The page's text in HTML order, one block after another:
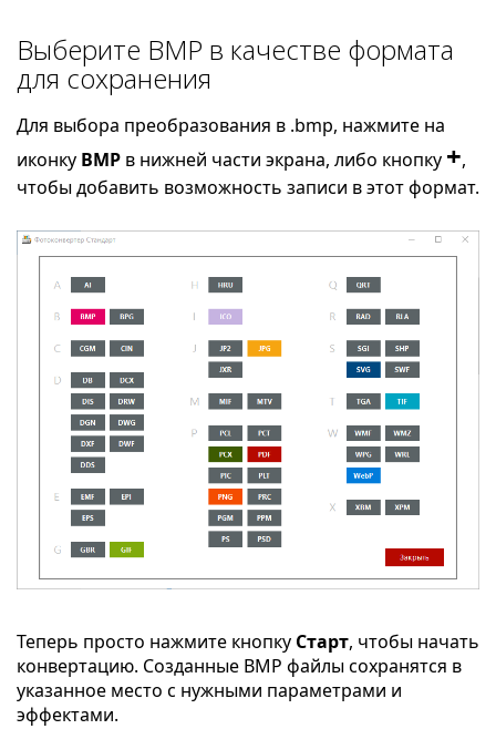
Выберите BMP в качестве формата
для сохранения
Для выбора преобразования в .bmp, нажмите на
иконку BMP в нижней части экрана, либо кнопку +,
чтобы добавить возможность записи в этот формат.
Теперь просто нажмите кнопку Старт, чтобы начать
конвертацию. Созданные BMP файлы сохранятся в
указанное место с нужными параметрами и
эффектами.